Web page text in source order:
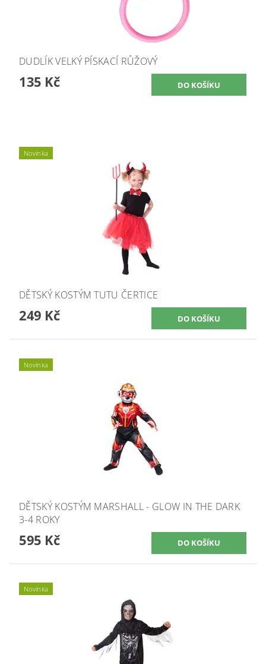
DUDLÍK VELKÝ PÍSKACÍ RŮŽOVÝ
135 Kč
Novinka
DĚTSKÝ KOSTÝM TUTU ČERTICE
249 Kč
Novinka
DĚTSKÝ KOSTÝM MARSHALL - GLOW IN THE DARK
3-4 ROKY
595 Kč
Novinka